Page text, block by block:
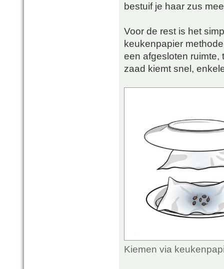
bestuif je haar zus
Voor de rest is het
keukenpapier
een afgesloten
zaad kiemt snel,
Kiemen via